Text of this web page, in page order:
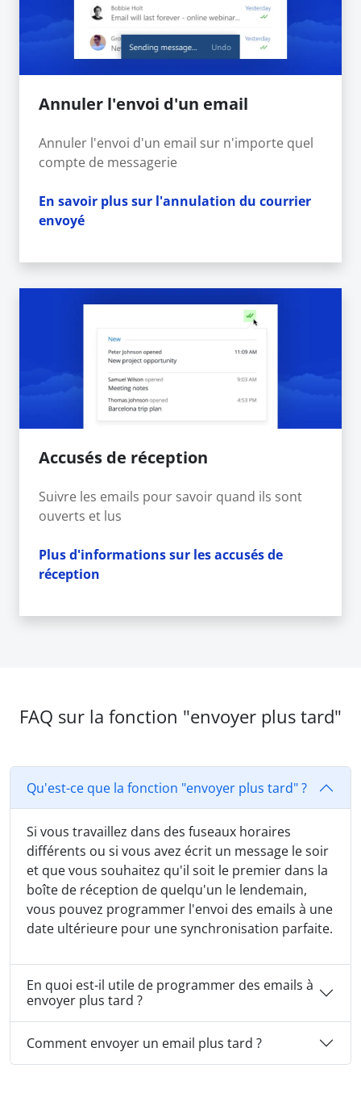
Annuler l'envoi d'un email
Annuler l'envoi d'un email sur n'importe quel
compte de messagerie
En savoir plus sur l'annulation du courrier
envoyé
Accusés de réception
Suivre les emails pour savoir quand ils sont
ouverts et lus
Plus d'informations sur les accusés de
réception
FAQ sur la fonction "envoyer plus tard"
Qu'est-ce que la fonction "envoyer plus tard" ?
Si vous travaillez dans des fuseaux horaires
différents ou si vous avez écrit un message le soir
et que vous souhaitez qu'il soit le premier dans la
boîte de réception de quelqu'un le lendemain,
vous pouvez programmer l'envoi des emails à une
date ultérieure pour une synchronisation parfaite.
En quoi est-il utile de programmer des emails à
envoyer plus tard ?
Comment envoyer un email plus tard ?